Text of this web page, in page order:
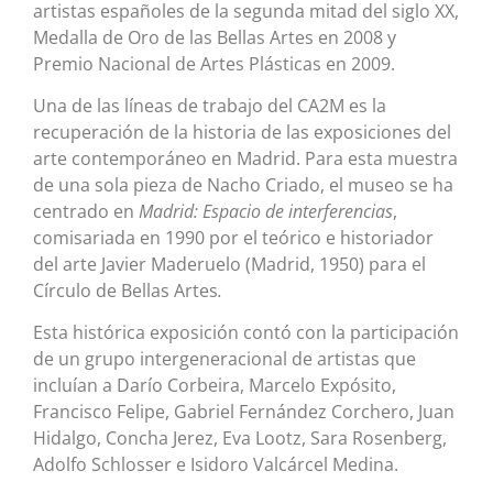
artistas españoles de la segunda mitad del siglo XX,
Medalla de Oro de las Bellas Artes en 2008 y
Premio Nacional de Artes Plásticas en 2009.
Una de las líneas de trabajo del CA2M es la
recuperación de la historia de las exposiciones del
arte contemporáneo en Madrid. Para esta muestra
de una sola pieza de Nacho Criado, el museo se ha
centrado en Madrid: Espacio deinterferencias,
comisariada en 1990 por el teórico e historiador
del arte Javier Maderuelo (Madrid, 1950) para el
Círculo de Bellas Artes.
Esta histórica exposición contó con la participación
de un grupo intergeneracional de artistas que
incluían a Darío Corbeira, Marcelo Expósito,
Francisco Felipe, Gabriel Fernández Corchero, Juan
Hidalgo, Concha Jerez, Eva Lootz, Sara Rosenberg,
Adolfo Schlosser e Isidoro Valcárcel Medina.